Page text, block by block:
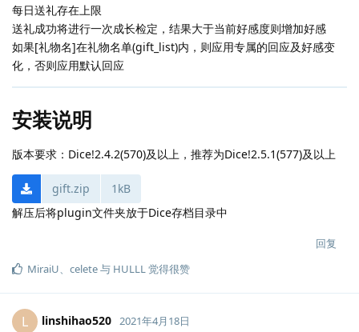
每日送礼存在上限
送礼成功将进行一次成长检定，结果大于当前好感度则增加好感
如果[礼物名]在礼物名单(gift_list)内，则应用专属的回应及好感变
化，否则应用默认回应
安装说明
版本要求：Dice!2.4.2(570)及以上，推荐为Dice!2.5.1(577)及以上
gift.zip
1kB
解压后将plugin文件夹放于Dice存档目录中
回复
MiraiU、 celete与 HULLL觉得很赞
L linshihao520 2021年4月18日